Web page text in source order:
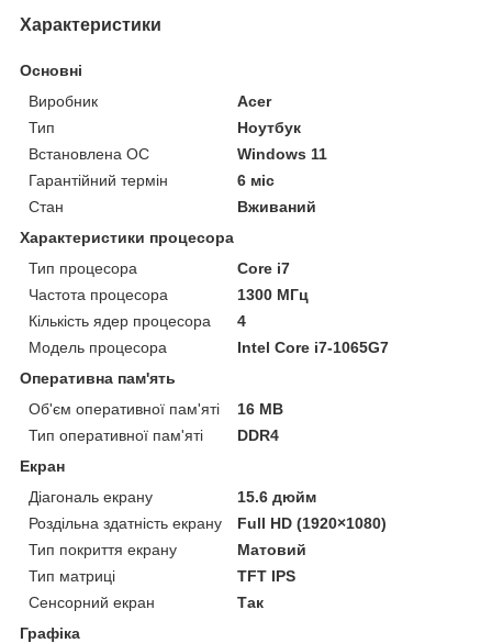
Характеристики
Основні
Виробник
Acer
Тип
Ноутбук
Встановлена ОС
Windows 11
Гарантійний термін
6 міс
Стан
Вживаний
Характеристики процесора
Тип процесора
Core i7
Частота процесора
1300 МГц
Кількість ядер процесора
4
Модель процесора
Intel Core i7-1065G7
Оперативна пам'ять
Об'єм оперативної пам'яті
16 MB
Тип оперативної пам'яті
DDR4
Екран
Діагональ екрану
15.6 дюйм
Роздільна здатність екрану
Full HD (1920×1080)
Тип покриття екрану
Матовий
Тип матриці
TFT IPS
Сенсорний екран
Так
Графіка